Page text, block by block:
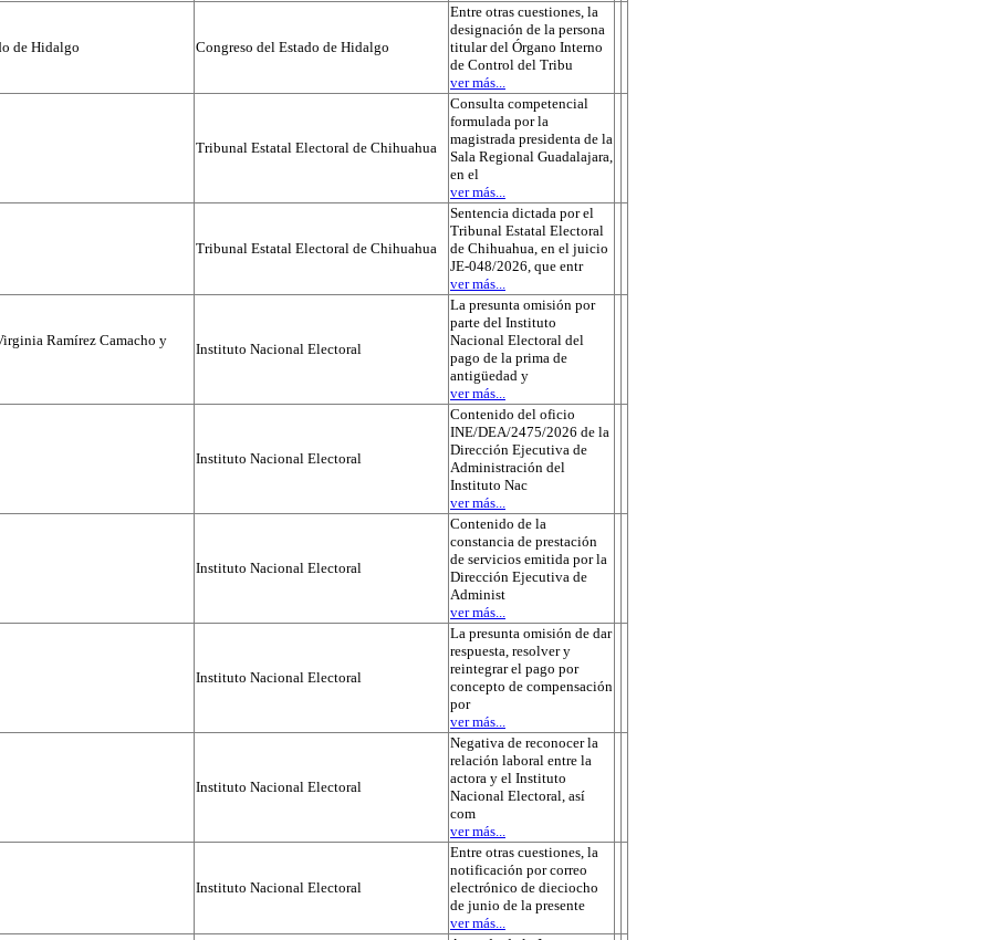
de Hidalgo Congreso del Estado de Hidalgo
Entre otras cuestiones, la
designación de la persona
titular del Órgano Interno
de Control del Tribu
ver más...
Tribunal Estatal Electoral de Chihuahua
Consulta competencial
formulada por la
magistrada presidenta de la
Sala Regional Guadalajara,
en el
ver más...
Tribunal Estatal Electoral de Chihuahua
Sentencia dictada por el
Tribunal Estatal Electoral
de Chihuahua, en el juicio
JE-048/2026, que entr
ver más...
Ramírez Camacho y
Instituto Nacional Electoral
La presunta omisión por
parte del Instituto
Nacional Electoral del
pago de la prima de
antigüedad y
ver más...
Instituto Nacional Electoral
Contenido del oficio
INE/DEA/2475/2026 de la
Dirección Ejecutiva de
Administración del
Instituto Nac
ver más...
Instituto Nacional Electoral
Contenido de la
constancia de prestación
de servicios emitida por la
Dirección Ejecutiva de
Administ
ver más...
Instituto Nacional Electoral
La presunta omisión de dar
respuesta, resolver y
reintegrar el pago por
concepto de compensación
por
ver más...
Instituto Nacional Electoral
Negativa de reconocer la
relación laboral entre la
actora y el Instituto
Nacional Electoral, así
com
ver más...
Instituto Nacional Electoral
Entre otras cuestiones, la
notificación por correo
electrónico de dieciocho
de junio de la presente
ver más...